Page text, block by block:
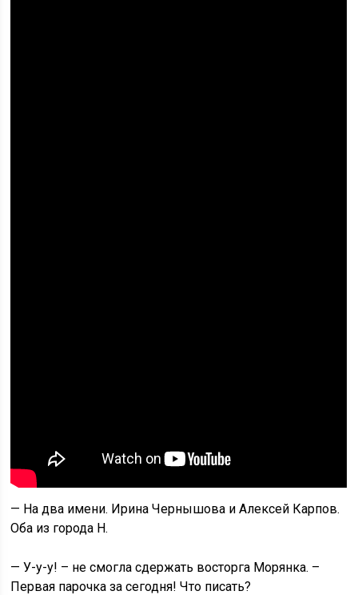
— На два имени. Ирина Чернышова и Алексей Карпов.
Оба из города Н.
— У-у-у! – не смогла сдержать восторга Морянка. –
Первая парочка за сегодня! Что писать?